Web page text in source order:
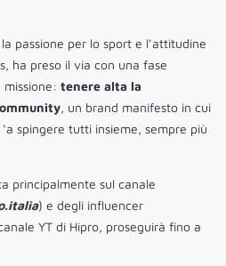
passione per lo sport e l’attitudine
ha preso il via con una fase
missione: tenere alta la
, un brand manifesto in cui
spingere tutti insieme, sempre più
principalmente sul canale
) e degli influencer
YT di Hipro, proseguirà fino a